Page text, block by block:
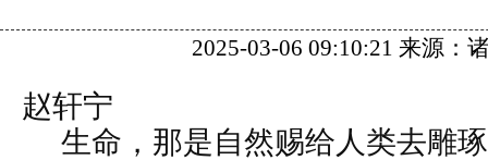
2025-03-06 09:10:21 来源：
赵轩宁
生命，那是自然赐给人类去雕琢